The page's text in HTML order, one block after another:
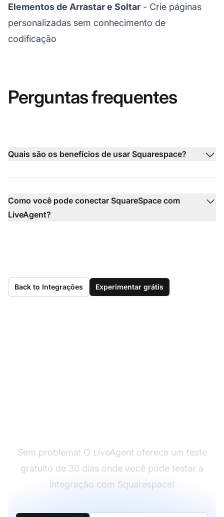
Elementos de Arrastar e Soltar - Crie páginas
personalizadas sem conhecimento de
codificação
Perguntas frequentes
Quais são os benefícios de usar Squarespace?
Como você pode conectar SquareSpace com
LiveAgent?
Back to Integrações Experimentar grátis
Sem problema! O LiveAgent oferece um teste
gratuito de 30 dias onde você pode testar a
integração com Squarespace!